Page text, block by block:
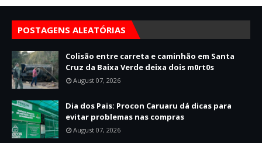
POSTAGENS ALEATÓRIAS
Colisão entre carreta e caminhão em Santa
Cruz da Baixa Verde deixa dois m0rt0s
August 07, 2026
Dia dos Pais: Procon Caruaru dá dicas para
evitar problemas nas compras
August 07, 2026